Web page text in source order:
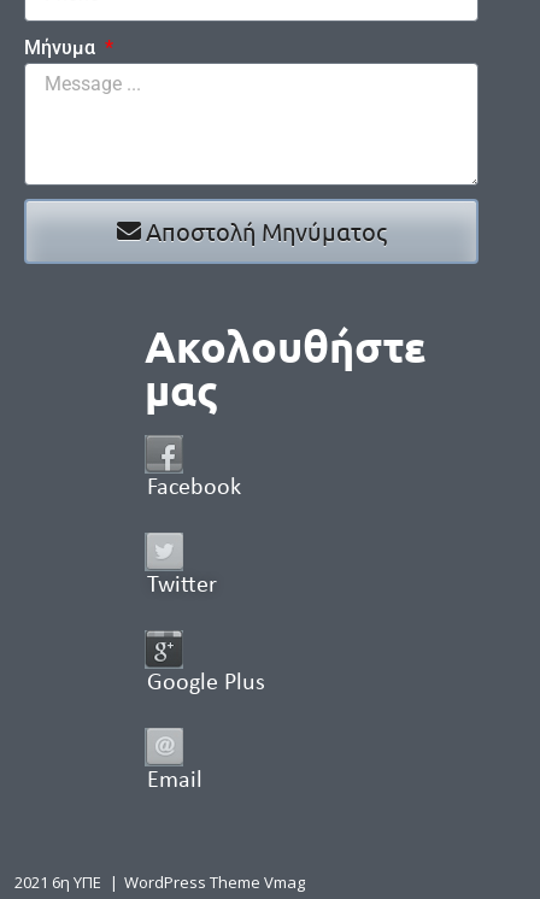
Μήνυμα
Αποστολή Μηνύματος
Ακολουθήστε
μας
Facebook
Twitter
Google Plus
Email
2021 6η ΥΠΕ | WordPress Theme Vmag